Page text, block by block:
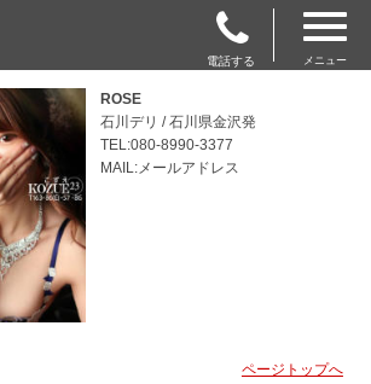
電話する メニュー
ROSE
石川デリ / 石川県金沢発
TEL:080-8990-3377
MAIL:メールアドレス
ページトップへ